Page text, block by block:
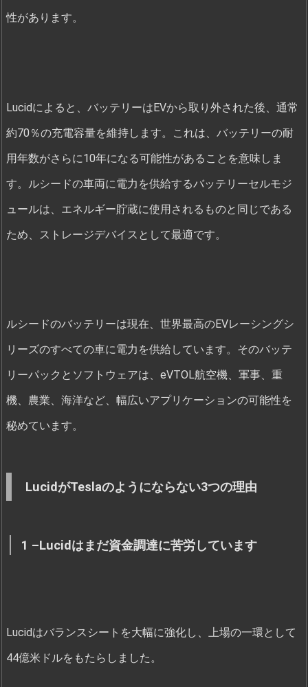
性があります。
Lucidによると、バッテリーはEVから取り外された後、通常
約70％の充電容量を維持します。これは、バッテリーの耐
用年数がさらに10年になる可能性があることを意味しま
す。ルシードの車両に電力を供給するバッテリーセルモジ
ュールは、エネルギー貯蔵に使用されるものと同じである
ため、ストレージデバイスとして最適です。
ルシードのバッテリーは現在、世界最高のEVレーシングシ
リーズのすべての車に電力を供給しています。そのバッテ
リーパックとソフトウェアは、eVTOL航空機、軍事、重
機、農業、海洋など、幅広いアプリケーションの可能性を
秘めています。
LucidがTeslaのようにならない3つの理由
1 –Lucidはまだ資金調達に苦労しています
Lucidはバランスシートを大幅に強化し、上場の一環として
44億米ドルをもたらしました。